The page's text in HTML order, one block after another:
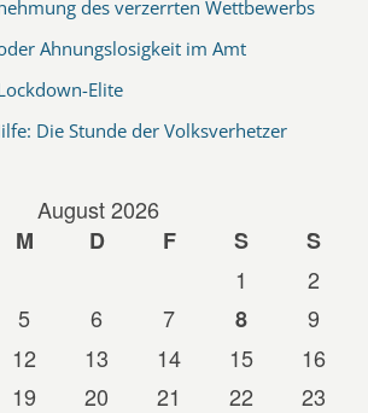
des verzerrten Wettbewerbs
Ahnungslosigkeit im Amt
Elite
Die Stunde der Volksverhetzer
August 2026
M D F S
S
1
2
5 6 7 8
9
12 13 14 15
16
19 20 21 22
23